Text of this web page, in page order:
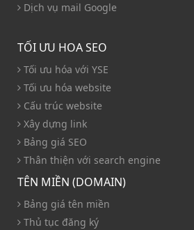
Dịch vụ mail Google
TỐI ƯU HOA SEO
Tối ưu hóa với YSE
Tối ưu hóa website
Cấu trúc website
Xây dựng link
Bảng giá SEO
Thân thiện với search engine
TÊN MIỀN (DOMAIN)
Bảng giá tên miền
Thủ tục đăng ký